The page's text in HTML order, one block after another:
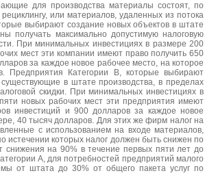
для производства материалы состоят, по
или материалов, удаленных из потока
выбирают создание новых объектов в штате
получать максимально допустимую налоговую
При минимальных инвестициях в размере 200
мест эти компании имеют право получить 650
за каждое новое рабочее место, на которое
Предприятия Категории В, которые выбирают
в штате производства, в пределах
скидки. При минимальных инвестициях в
новых рабочих мест эти предприятия имеют
инвестиций и 900 долларов за каждое новое
40 тысяч долларов. Для этих же фирм налог на
с использованием на входе материалов,
истечении которых налог должен быть снижен по
снижения на 90% в течение первых пяти лет до
А, для потребностей предприятий малого
от штата до 30% от общего пакета услуг по